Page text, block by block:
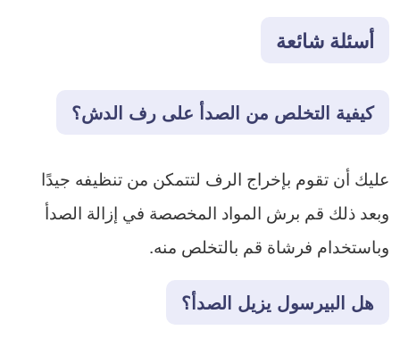
أسئلة شائعة
كيفية التخلص من الصدأ على رف الدش؟
عليك أن تقوم بإخراج الرف لتتمكن من تنظيفه جيدًا
وبعد ذلك قم برش المواد المخصصة في إزالة الصدأ
وباستخدام فرشاة قم بالتخلص منه.
هل البيرسول يزيل الصدأ؟